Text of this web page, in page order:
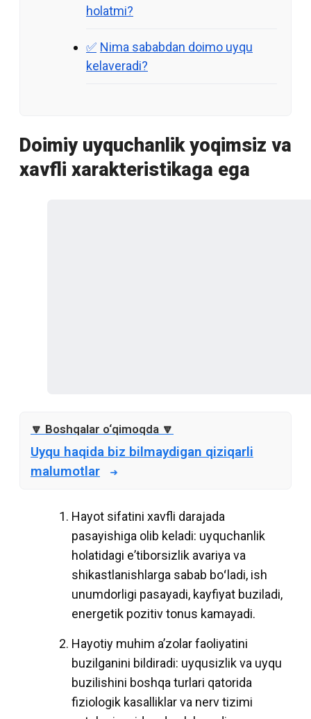
holatmi?
Nima sababdan doimo uyqu
kelaveradi?
Doimiy uyquchanlik yoqimsiz va
xavfli xarakteristikaga ega
Uyqu haqida biz bilmaydigan qiziqarli
malumotlar
Hayot sifatini xavfli darajada
pasayishiga olib keladi: uyquchanlik
holatidagi eʼtiborsizlik avariya va
shikastlanishlarga sabab boʻladi, ish
unumdorligi pasayadi, kayfiyat buziladi,
energetik pozitiv tonus kamayadi.
Hayotiy muhim aʼzolar faoliyatini
buzilganini bildiradi: uyqusizlik va uyqu
buzilishini boshqa turlari qatorida
fiziologik kasalliklar va nerv tizimi